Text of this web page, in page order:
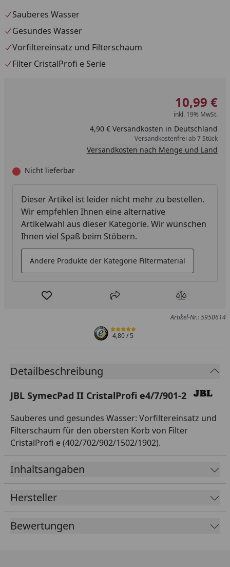
Sauberes Wasser
Gesundes Wasser
Vorfiltereinsatz und Filterschaum
Filter CristalProfi e Serie
10,99 €
inkl. 19% MwSt.
4,90 € Versandkosten in Deutschland
Versandkostenfrei ab 7 Stück
Versandkosten nach Menge und Land
Nicht lieferbar
Dieser Artikel ist leider nicht mehr zu bestellen.
Wir empfehlen Ihnen eine alternative
Artikelwahl aus dieser Kategorie. Wir wünschen
Ihnen viel Spaß beim Stöbern.
Andere Produkte der Kategorie Filtermaterial
Produkt zur Wunschliste hinzufügen
Teilen Produkt
Artikel-Nr.: 5950614
4,80/ 5
Detailbeschreibung
JBL SymecPad II CristalProfi e4/7/901-2
Sauberes und gesundes Wasser: Vorfiltereinsatz und
Filterschaum für den obersten Korb von Filter
CristalProfi e (402/702/902/1502/1902).
Inhaltsangaben
Hersteller
Bewertungen